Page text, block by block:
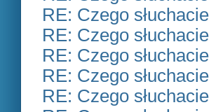
RE: Czego
RE: Czego
RE: Czego
RE: Czego
RE: Czego